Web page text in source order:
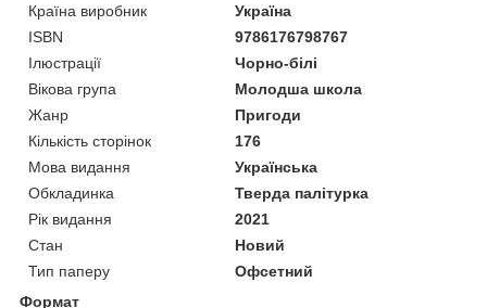
Країна виробник
Україна
ISBN
9786176798767
Ілюстрації
Чорно-білі
Вікова група
Молодша школа
Жанр
Пригоди
Кількість сторінок
176
Мова видання
Українська
Обкладинка
Тверда палітурка
Рік видання
2021
Стан
Новий
Тип паперу
Офсетний
Формат